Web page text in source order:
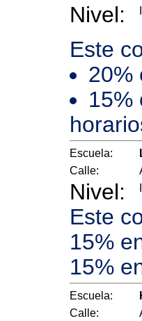
Nivel:
Este
20%
15%
Escuela:
Calle:
Nivel:
Este
15%
15%
Escuela:
Calle: